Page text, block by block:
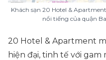
Khách sạn 20 Hotel &
nổi tiếng của quận
20 Hotel & Apartment
hiện đại, tinh tế với